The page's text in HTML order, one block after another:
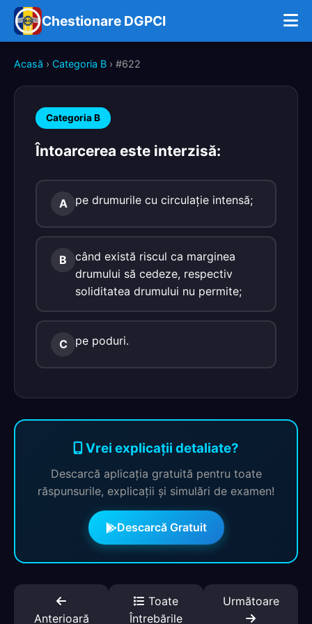
Chestionare DGPCI
Acasă › Categoria B › #622
Categoria B
Întoarcerea este interzisă:
A pe drumurile cu circulaţie intensă;
B
când există riscul ca marginea
drumului să cedeze, respectiv
soliditatea drumului nu permite;
C pe poduri.
Vrei explicații detaliate?
Descarcă aplicația gratuită pentru toate
răspunsurile, explicații și simulări de examen!
Descarcă Gratuit
Anterioară
Toate
Întrebările
Următoare